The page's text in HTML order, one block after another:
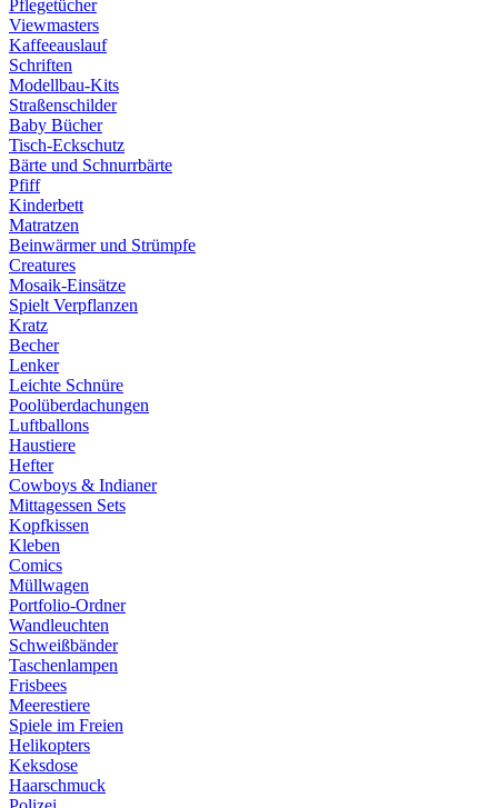
Pflegetücher
Viewmasters
Kaffeeauslauf
Schriften
Modellbau-Kits
Straßenschilder
Baby Bücher
Tisch-Eckschutz
Bärte und Schnurrbärte
Pfiff
Kinderbett
Matratzen
Beinwärmer und Strümpfe
Creatures
Mosaik-Einsätze
Spielt Verpflanzen
Kratz
Becher
Lenker
Leichte Schnüre
Poolüberdachungen
Luftballons
Haustiere
Hefter
Cowboys & Indianer
Mittagessen Sets
Kopfkissen
Kleben
Comics
Müllwagen
Portfolio-Ordner
Wandleuchten
Schweißbänder
Taschenlampen
Frisbees
Meerestiere
Spiele im Freien
Helikopters
Keksdose
Haarschmuck